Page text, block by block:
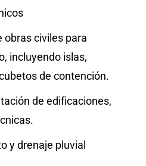
obras civiles para
incluyendo islas,
de contención.
de edificaciones,
y drenaje pluvial